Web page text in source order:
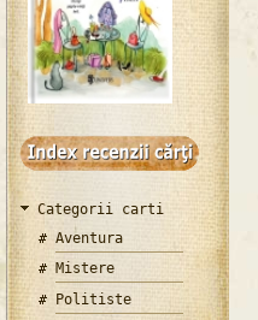
Categorii carti
Aventura
Mistere
Politiste